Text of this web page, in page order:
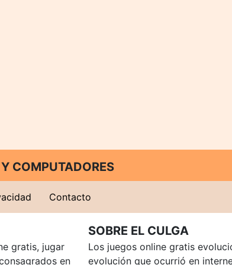
COMPUTADORES
Contacto
gratis, jugar
en
SOBRE EL CULGA
Los juegos online gratis
evolución que ocurrió en